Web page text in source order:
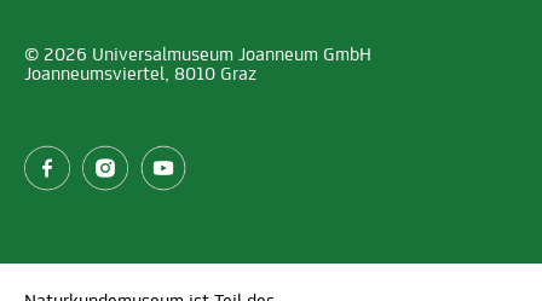
© 2026 Universalmuseum Joanneum GmbH
Joanneumsviertel, 8010 Graz